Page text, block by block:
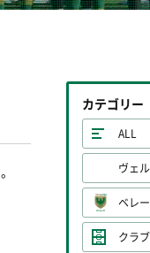
カテゴリー
ALL
ヴェ
ベレ
クラブ